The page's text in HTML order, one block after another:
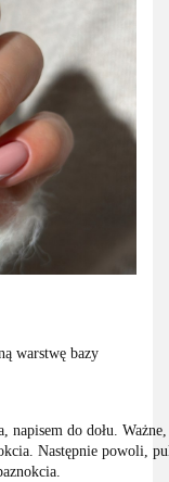
warstwę bazy
napisem do dołu. Ważne,
Następnie powoli,